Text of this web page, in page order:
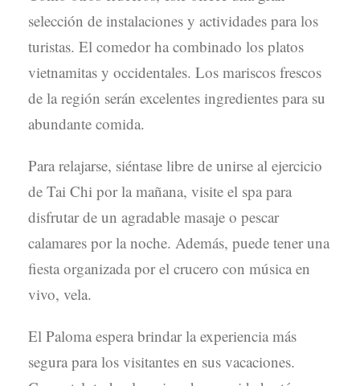
selección de instalaciones y actividades para los
turistas. El comedor ha combinado los platos
vietnamitas y occidentales. Los mariscos frescos
de la región serán excelentes ingredientes para su
abundante comida.
Para relajarse, siéntase libre de unirse al ejercicio
de Tai Chi por la mañana, visite el spa para
disfrutar de un agradable masaje o pescar
calamares por la noche. Además, puede tener una
fiesta organizada por el crucero con música en
vivo, vela.
El Paloma espera brindar la experiencia más
segura para los visitantes en sus vacaciones.